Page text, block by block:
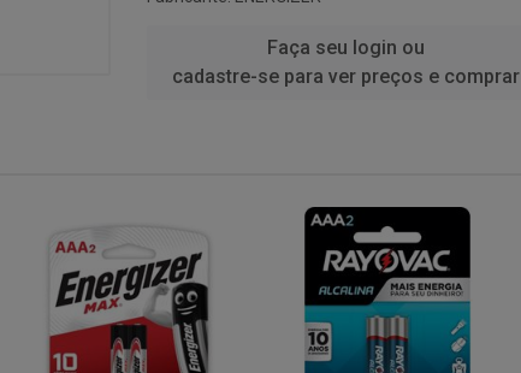
Faça seu login ou
cadastre-se para ver preços e comprar